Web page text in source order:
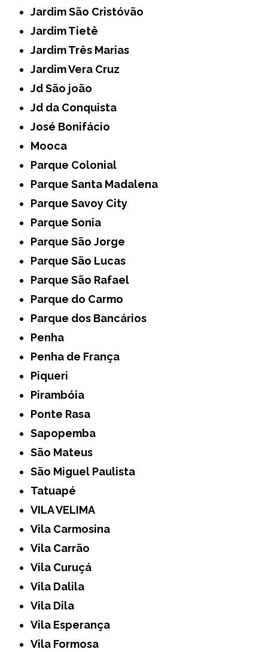
Jardim São Cristóvão
Jardim Tietê
Jardim Três Marias
Jardim Vera Cruz
Jd São joão
Jd da Conquista
José Bonifácio
Mooca
Parque Colonial
Parque Santa Madalena
Parque Savoy City
Parque Sonia
Parque São Jorge
Parque São Lucas
Parque São Rafael
Parque do Carmo
Parque dos Bancários
Penha
Penha de França
Piqueri
Pirambóia
Ponte Rasa
Sapopemba
São Mateus
São Miguel Paulista
Tatuapé
VILA VELIMA
Vila Carmosina
Vila Carrão
Vila Curuçá
Vila Dalila
Vila Dila
Vila Esperança
Vila Formosa